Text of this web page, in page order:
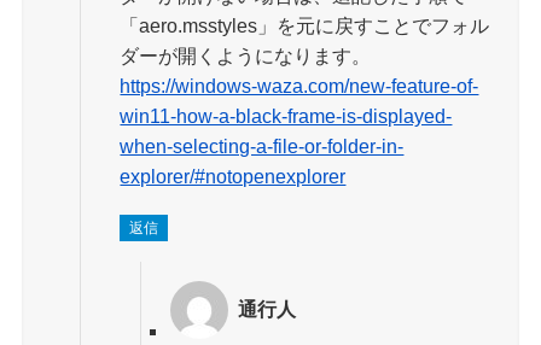
「aero.msstyles」を元に戻すことでフォル
ダーが開くようになります。
https://windows-waza.com/new-feature-of-
win11-how-a-black-frame-is-displayed-
when-selecting-a-file-or-folder-in-
explorer/#notopenexplorer
返信
通行人